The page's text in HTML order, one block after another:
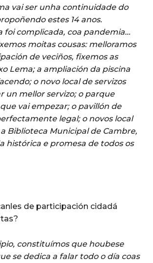
vai ser unha continuidade do
estes 14 anos.
foi complicada, coa pandemia…
moitas cousas: melloramos
de veciños, fixemos as
Lema; a ampliación da piscina
o novo local de servizos
un mellor servizo; o parque
vai empezar; o pavillón de
legal; o novos local
a Biblioteca Municipal de Cambre,
histórica e promesa de todos os
de participación cidadá
constituímos que houbese
se dedica a falar todo o día coas